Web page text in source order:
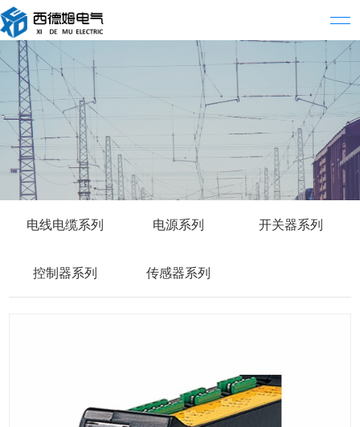
电线电缆系列 电源系列 开关器系列
控制器系列 传感器系列